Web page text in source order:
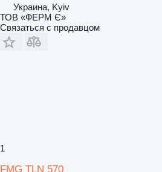
Украина, Kyiv
ТОВ «ФЕРМ Є»
Связаться с продавцом
1
FMG TLN 570